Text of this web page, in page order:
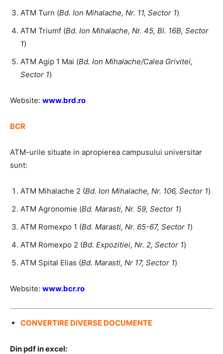
ATM Turn (Bd. Ion Mihalache, Nr. 11, Sector 1)
ATM Triumf (Bd. Ion Mihalache, Nr. 45, Bl. 16B, Sector
1)
ATM Agip 1 Mai (Bd. Ion Mihalache/Calea Grivitei,
Sector 1)
Website: www.brd.ro
BCR
ATM-urile situate in apropierea campusului universitar
sunt:
ATM Mihalache 2 (Bd. Ion Mihalache, Nr. 106, Sector 1)
ATM Agronomie (Bd. Marasti, Nr. 59, Sector 1)
ATM Romexpo 1 (Bd. Marasti, Nr. 65-67, Sector 1)
ATM Romexpo 2 (Bd. Expozitiei, Nr. 2, Sector 1)
ATM Spital Elias (Bd. Marasti, Nr 17, Sector 1)
Website: www.bcr.ro
CONVERTIRE DIVERSE DOCUMENTE
Din pdf in excel: